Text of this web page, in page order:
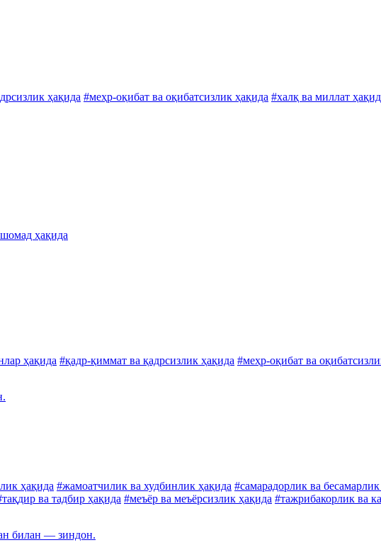
ҳақида #меҳр-оқибат ва оқибатсизлик ҳақида #халқ ва миллат
ҳақида
ҳақида #қадр-қиммат ва қадрсизлик ҳақида #меҳр-оқибат ва
ҳақида #жамоатчилик ва худбинлик ҳақида #самарадорлик ва
ва тадбир ҳақида #меъёр ва меъёрсизлик ҳақида #тажрибакорлик ва
билан — зиндон.